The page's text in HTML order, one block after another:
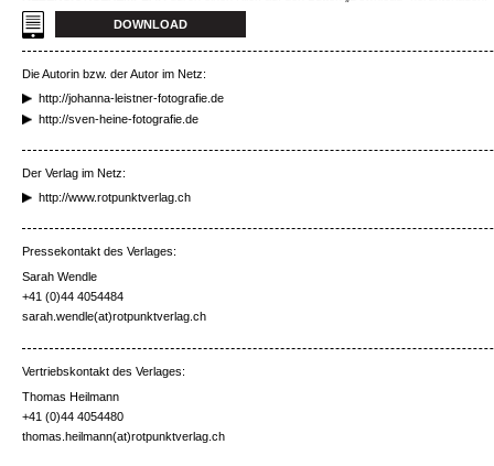
DOWNLOAD
Die Autorin bzw. der Autor im Netz:
http://johanna-leistner-fotografie.de
http://sven-heine-fotografie.de
Der Verlag im Netz:
http://www.rotpunktverlag.ch
Pressekontakt des Verlages:
Sarah Wendle
+41 (0)44 4054484
sarah.wendle(at)rotpunktverlag.ch
Vertriebskontakt des Verlages:
Thomas Heilmann
+41 (0)44 4054480
thomas.heilmann(at)rotpunktverlag.ch